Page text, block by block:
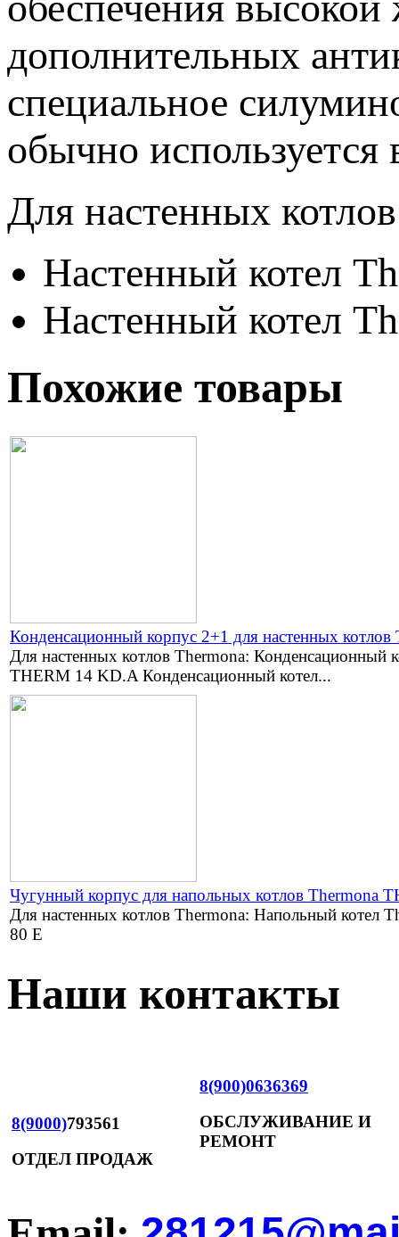
дополнительных
специальное
обычно используется
Для настенных
Настенный котел
Настенный котел
Похожие товары
Конденсационный корпус 2+1 для настенных котлов
Для настенных котлов Thermona: Конденсационный
THERM 14 KD.A Конденсационный котел...
Чугунный корпус для напольных котлов Thermona
Для настенных котлов Thermona: Напольный котел
80 E
Наши контакты
8(9000)793561
ОТДЕЛ ПРОДАЖ
8(900)0636369
ОБСЛУЖИВАНИЕ И
РЕМОНТ